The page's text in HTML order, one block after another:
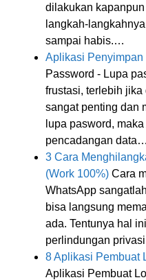
dilakukan
langkah-
sampai habis.…
Aplikasi Penyimpan
Password - Lupa
frustasi, terlebih
sangat penting dan
lupa pasword,
pencadangan data…
3 Cara
(Work 100%) Cara
WhatsApp
bisa langsung
ada. Tentunya hal
perlindungan
8 Aplikasi Pembuat
Aplikasi Pembuat